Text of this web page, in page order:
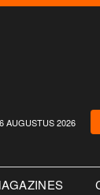
AUGUSTUS 2026